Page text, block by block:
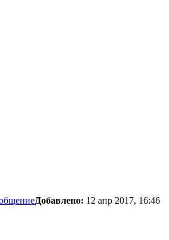
Добавлено: 12 апр 2017, 16:46